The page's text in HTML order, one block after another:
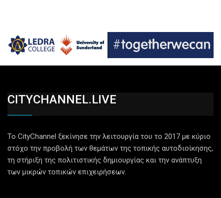
CITYCHANNEL.LIVE
Το CityChannel ξεκίνησε την λειτουργία του το 2017 με κύριο
στόχο την προβολή των θεμάτων της τοπικής αυτοδιοίκησης,
τη στήριξη της πολιτιστικής δημιουργίας και την ανάπτυξη
των μικρών τοπικών επιχειρήσεων.